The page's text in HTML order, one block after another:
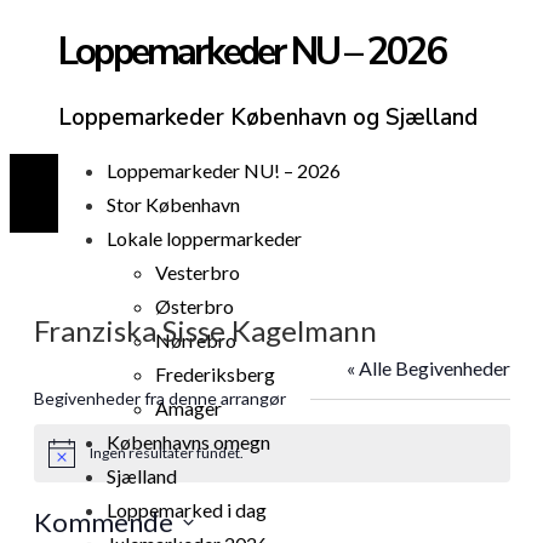
Loppemarkeder NU – 2026
Loppemarkeder København og Sjælland
Loppemarkeder NU! – 2026
Stor København
Lokale loppermarkeder
Vesterbro
Østerbro
Nørrebro
Frederiksberg
Amager
Københavns omegn
Sjælland
Loppemarked i dag
Franziska Sisse Kagelmann
« Alle Begivenheder
Begivenheder fra denne arrangør
NoticeIngen resultater fundet.
Kommende